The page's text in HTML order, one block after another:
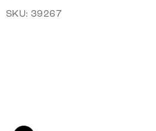
SKU: 39267